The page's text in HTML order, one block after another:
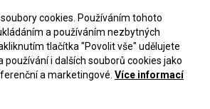
cookies. Používáním tohoto
a používáním nezbytných
tlačítka "Povolit vše" udělujete
používání i dalších souborů cookies jako
a marketingové. Více informací